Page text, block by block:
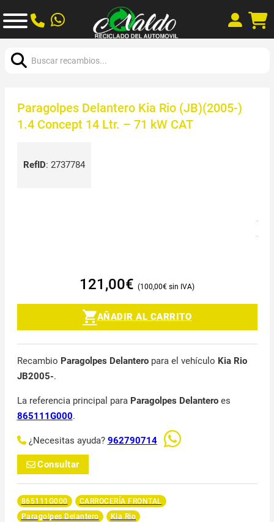
Paragolpes Delantero Kia Rio (JB)(2005-)
1.4 Concept 14 Ltr. – 71 kW CAT
RefID: 2737784
121,00€ 100,00€
AÑADIR AL CARRITO
Recambio Paragolpes Delanteropara el vehículo Kia Rio
JB2005-.
La referencia principal para Paragolpes Delanteroes
865111G000.
¿Necesitas ayuda? 962790714
Consultar
865111G000
CARROCERÍA FRONTAL
Paragolpes Delantero
Kia Rio